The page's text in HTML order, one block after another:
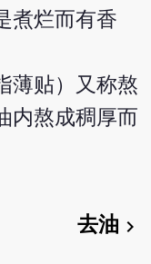
煮烂而有香
薄贴）又称熬
内熬成稠厚而
去油 chevron_right